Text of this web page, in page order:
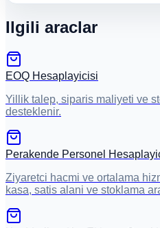
Ilgili araclar
EOQ Hesaplayicisi
Yillik talep, siparis maliyeti ve
desteklenir.
Perakende Personel
Ziyaretci hacmi ve ortalama
kasa, satis alani ve stoklama